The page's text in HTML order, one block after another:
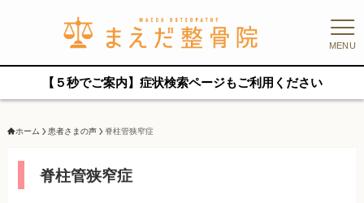
MENU
【５秒でご案内】症状検索ページもご利用ください
ホーム 患者さまの声 脊柱管狭窄症
脊柱管狭窄症